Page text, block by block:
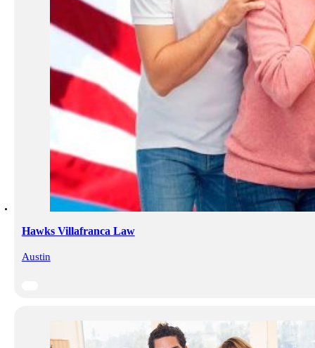
Hawks Villafranca Law
Austin